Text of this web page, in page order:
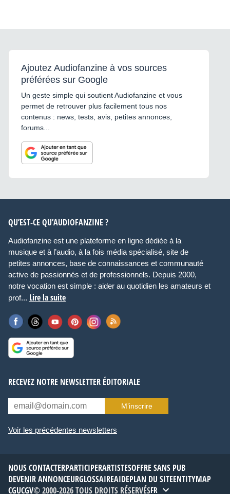
Ajoutez Audiofanzine à vos sources
préférées sur Google
Un geste simple qui soutient Audiofanzine et vous
permet de retrouver plus facilement tous nos
contenus : news, tests, avis, petites annonces,
forums...
QU’EST-CE QU’AUDIOFANZINE ?
Audiofanzine est une plateforme en ligne dédiée à la
musique et à l’audio, à la fois média spécialisé, site de
petites annonces, base de connaissances et communauté
active de passionnés et de professionnels. Depuis 2000,
notre vocation est simple : aider au quotidien les amateurs et
prof... Lire la suite
RECEVEZ NOTRE NEWSLETTER ÉDITORIALE
M’inscrire
Voir les précédentes newsletters
NOUS CONTACTERPARTICIPERARTISTESOFFRE SANS PUB
DEVENIR ANNONCEURGLOSSAIREAIDEPLAN DU SITEENTITYMAP
CGUCGV© 2000-2026 TOUS DROITS RÉSERVÉSFR